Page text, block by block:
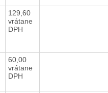
129,60
vrátane
DPH
60,00
vrátane
DPH